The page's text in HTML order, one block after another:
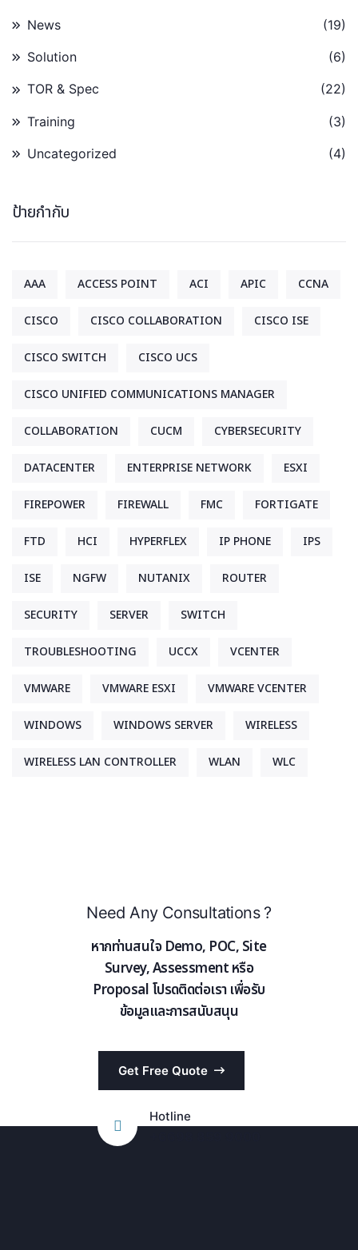
News (19)
Solution (6)
TOR & Spec (22)
Training (3)
Uncategorized (4)
ป้ายกำกับ
AAA ACCESS POINT ACI APIC CCNA
CISCO CISCO COLLABORATION CISCO ISE
CISCO SWITCH CISCO UCS
CISCO UNIFIED COMMUNICATIONS MANAGER
COLLABORATION CUCM CYBERSECURITY
DATACENTER ENTERPRISE NETWORK ESXI
FIREPOWER FIREWALL FMC FORTIGATE
FTD HCI HYPERFLEX IP PHONE IPS
ISE NGFW NUTANIX ROUTER
SECURITY SERVER SWITCH
TROUBLESHOOTING UCCX VCENTER
VMWARE VMWARE ESXI VMWARE VCENTER
WINDOWS WINDOWS SERVER WIRELESS
WIRELESS LAN CONTROLLER WLAN WLC
Need Any Consultations ?
หากท่านสนใจ Demo, POC, Site
Survey, Assessment หรือ
Proposal โปรดติดต่อเรา เพื่อรับ
ข้อมูลและการสนับสนุน
Get Free Quote
Hotline